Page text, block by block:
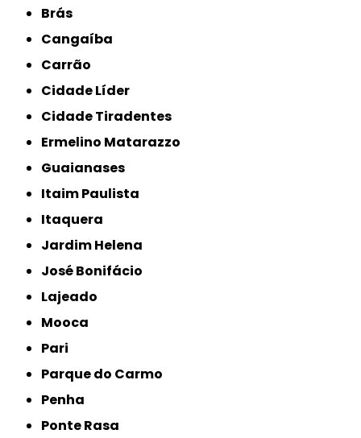
Brás
Cangaíba
Carrão
Cidade Líder
Cidade Tiradentes
Ermelino Matarazzo
Guaianases
Itaim Paulista
Itaquera
Jardim Helena
José Bonifácio
Lajeado
Mooca
Pari
Parque do Carmo
Penha
Ponte Rasa